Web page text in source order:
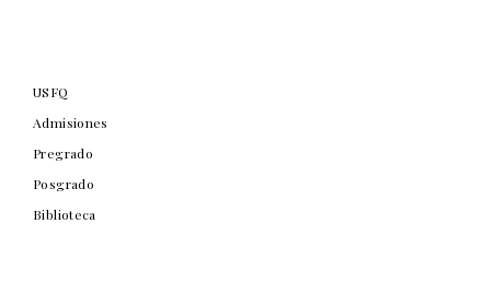
USFQ
Admisiones
Pregrado
Posgrado
Biblioteca